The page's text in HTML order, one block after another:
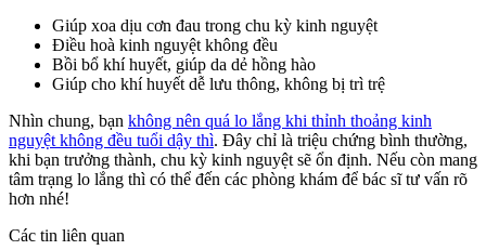
Giúp xoa dịu cơn đau trong chu kỳ kinh nguyệt
Điều hoà kinh nguyệt không đều
Bồi bổ khí huyết, giúp da dẻ hồng hào
Giúp cho khí huyết dễ lưu thông, không bị trì trệ
Nhìn chung, bạn không nên quá lo lắng khi thỉnh thoảng kinh
nguyệt không đều tuổi dậy thì. Đây chỉ là triệu chứng bình thường,
khi bạn trưởng thành, chu kỳ kinh nguyệt sẽ ổn định. Nếu còn mang
tâm trạng lo lắng thì có thể đến các phòng khám để bác sĩ tư vấn rõ
hơn nhé!
Các tin liên quan